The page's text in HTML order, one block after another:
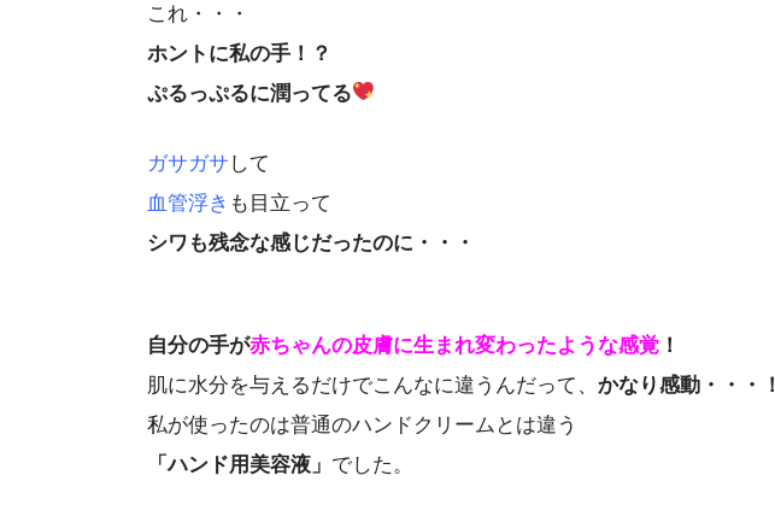
これ・・・
ホントに私の手！？
ぷるっぷるに潤ってる
ガサガサ して
血管浮き も目立って
シワも残念な感じだったのに・・・
自分の手が赤ちゃんの皮膚に生まれ変わったような感覚 ！
肌に水分を与えるだけでこんなに違うんだって、 かなり感動・・・！
私が使ったのは普通のハンドクリームとは違う
「ハンド用美容液」 でした。